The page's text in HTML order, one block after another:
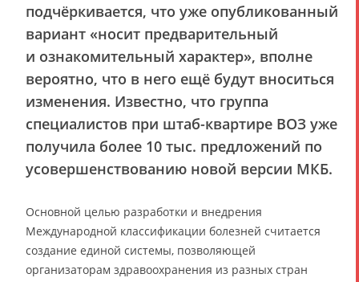
подчёркивается, что уже опубликованный
вариант «носит предварительный
и ознакомительный характер», вполне
вероятно, что в него ещё будут вноситься
изменения. Известно, что группа
специалистов при штаб-квартире ВОЗ уже
получила более 10 тыс. предложений по
усовершенствованию новой версии МКБ.
Основной целью разработки и внедрения
Международной классификации болезней считается
создание единой системы, позволяющей
организаторам здравоохранения из разных стран